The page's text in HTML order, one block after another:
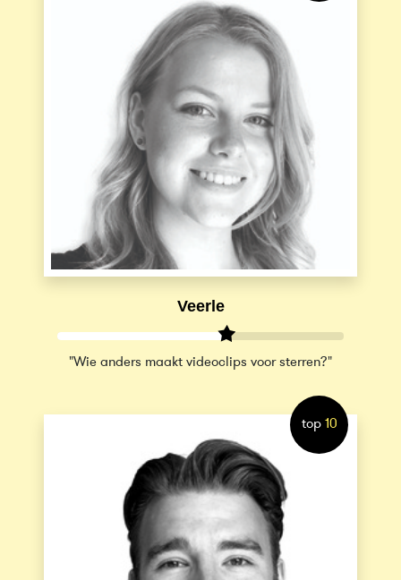
Veerle
"Wie anders maakt videoclips voor sterren?"
top 10